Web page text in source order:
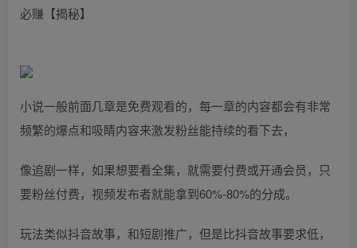
必赚【揭秘】
小说一般前面几章是免费观看的，每一章的内容都会有非常
频繁的爆点和吸睛内容来激发粉丝能持续的看下去，
像追剧一样，如果想要看全集，就需要付费或开通会员，只
要粉丝付费，视频发布者就能拿到60%-80%的分成。
玩法类似抖音故事，和短剧推广，但是比抖音故事要求低，